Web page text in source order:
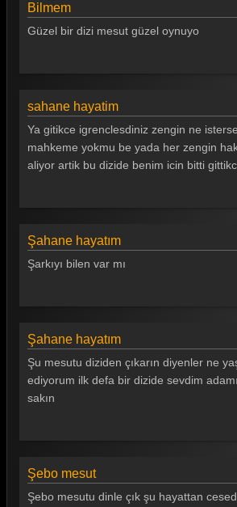
Bilmem
Güzel bir dizi mesut güzel oynuyo
sahane hayatim
Ya gitikce igrenclesdiniz zengin ne
mahkeme yokmu be yada her zengin
aliyor artik bu dizide benim icin bitti
Şahane hayatım
Şarkıyı bilen var mı
Şahane hayatım
Şu mesutu diziden çıkarın diyenler ne
ediyorum ilk defa bir dizide sevdim
sakın
Şebo mesut
Şebo mesutu dinle çık şu hayattan